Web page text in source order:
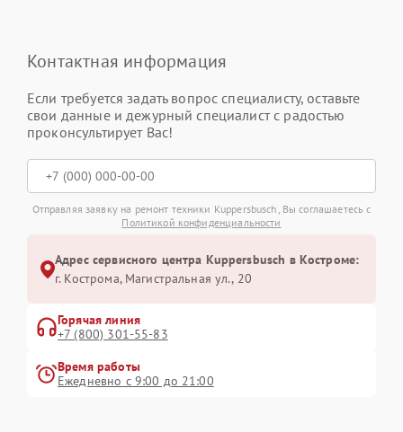
Контактная информация
Если требуется задать вопрос специалисту, оставьте
свои данные и дежурный специалист с радостью
проконсультирует Вас!
Отправляя заявку на ремонт техники Kuppersbusch, Вы соглашаетесь с
Политикой конфиденциальности
Адрес сервисного центра Kuppersbusch в Костроме:
г. Кострома, Магистральная ул., 20
Горячая линия
+7 (800) 301-55-83
Время работы
Ежедневно с 9:00 до 21:00